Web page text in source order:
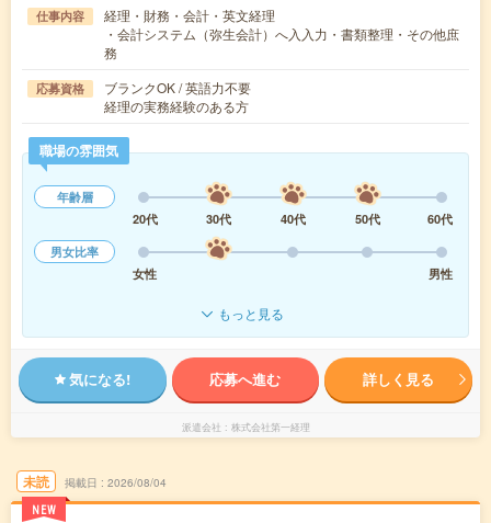
仕事内容
経理・財務・会計・英文経理
・会計システム（弥生会計）へ入入力・書類整理・その他庶
務
応募資格
ブランクOK / 英語力不要
経理の実務経験のある方
職場の雰囲気
年齢層
20代
30代 40代 50代
60代
男女比率
女性
男性
もっと見る
気になる! 応募へ進む 詳しく見る
派遣会社 株式会社第一経理
未読
NEW
掲載日 2026/08/04